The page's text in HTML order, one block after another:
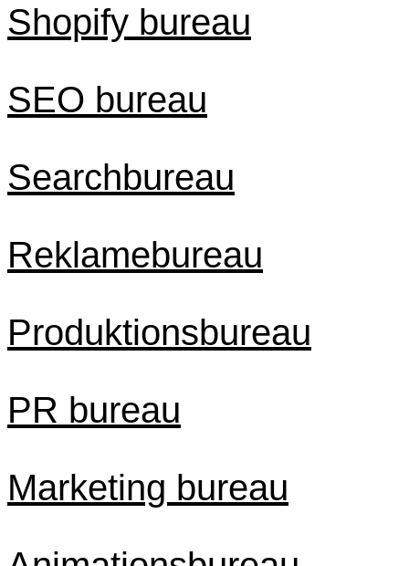
Shopify bureau
SEO bureau
Searchbureau
Reklamebureau
Produktionsbureau
PR bureau
Marketing bureau